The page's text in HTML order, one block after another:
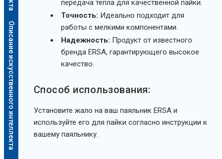
Описание искусственного интеллекта
передача тепла для качественной пайки.
Точность: Идеально подходит для
работы с мелкими компонентами.
Надежность: Продукт от известного
бренда ERSA, гарантирующего высокое
качество.
Способ использования:
Установите жало на ваш паяльник ERSA и
используйте его для пайки согласно инструкции к
вашему паяльнику.